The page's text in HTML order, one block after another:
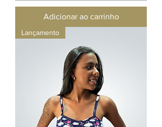
Adicionar ao carrinho
Lançamento